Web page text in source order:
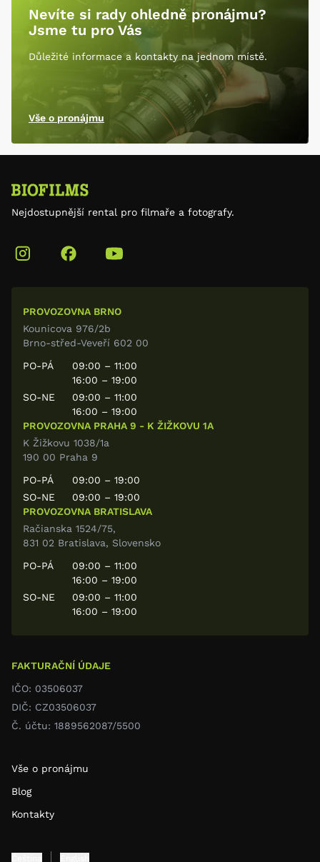
Nevíte si rady ohledně pronájmu?
Jsme tu pro Vás
Důležité informace a kontakty na jednom místě.
Vše o pronájmu
Nejdostupnější rental pro filmaře a fotografy.
Vše o pronájmu
Blog
Kontakty
FAKTURAČNÍ ÚDAJE
IČO: 03506037
DIČ: CZ03506037
Č. účtu: 1889562087/5500
PROVOZOVNA BRNO
Kounicova 976/2b
Brno-střed-Veveří 602 00
PO-PÁ
09:00 – 11:00
16:00 – 19:00
SO-NE
09:00 – 11:00
16:00 – 19:00
PROVOZOVNA PRAHA 9 - K ŽIŽKOVU 1A
K Žižkovu 1038/1a
190 00 Praha 9
PO-PÁ
09:00 – 19:00
SO-NE
09:00 – 19:00
PROVOZOVNA BRATISLAVA
Račianska 1524/75,
831 02 Bratislava, Slovensko
PO-PÁ
09:00 – 11:00
16:00 – 19:00
SO-NE
09:00 – 11:00
16:00 – 19:00